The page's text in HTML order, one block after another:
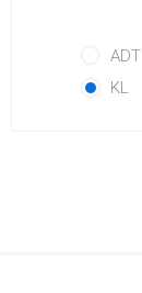
ADT
KL